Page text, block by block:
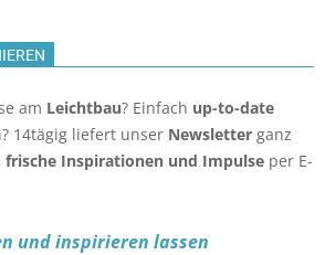
am Leichtbau? Einfach up-to-date
14tägig liefert unser Newsletter ganz
frische Inspirationen und Impulse per E-
und inspirieren lassen